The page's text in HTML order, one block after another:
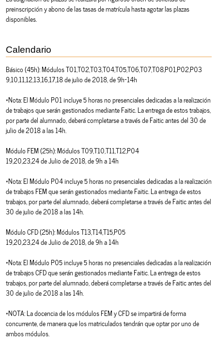
preinscripción y abono de las tasas de matrícula hasta agotar las plazas
disponibles.
Calendario
Básico (45h): Módulos T01,T02,T03,T04,T05,T06,T07,T08,P01,P02,P03
9,10,11,12,13,16,17,18 de julio de 2018, de 9h-14h
*Nota: El Módulo P01 incluye 5 horas no presenciales dedicadas a la realización
de trabajos que serán gestionados mediante Faitic. La entrega de estos trabajos,
por parte del alumnado, deberá completarse a través de Faitic antes del 30 de
julio de 2018 a las 14h.
Módulo FEM (25h): Módulos T09,T10,T11,T12,P04
19,20,23,24 de Julio de 2018, de 9h a 14h
*Nota: El Módulo P04 incluye 5 horas no presenciales dedicadas a la realización
de trabajos FEM que serán gestionados mediante Faitic. La entrega de estos
trabajos, por parte del alumnado, deberá completarse a través de Faitic antes del
30 de julio de 2018 a las 14h.
Módulo CFD (25h): Módulos T13,T14,T15,P05
19,20,23,24 de Julio de 2018, de 9h a 14h
*Nota: El Módulo P05 incluye 5 horas no presenciales dedicadas a la realización
de trabajos CFD que serán gestionados mediante Faitic. La entrega de estos
trabajos, por parte del alumnado, deberá completarse a través de Faitic antes del
30 de julio de 2018 a las 14h.
*NOTA: La docencia de los módulos FEM y CFD se impartirá de forma
concurrente, de manera que los matriculados tendrán que optar por uno de
ambos módulos.